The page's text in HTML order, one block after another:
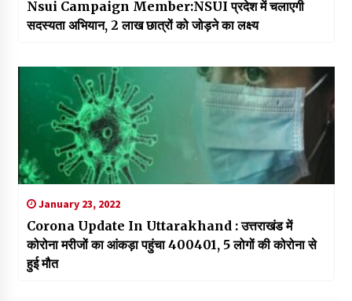
Nsui Campaign Member:NSUI प्रदेश में चलाएगी
सदस्यता अभियान, 2 लाख छात्रों को जोड़ने का लक्ष्य
January 23, 2022
Corona Update In Uttarakhand : उत्तराखंड में
कोरोना मरीजों का आंकड़ा पहुंचा 400401, 5 लोगों की कोरोना से
हुई मौत